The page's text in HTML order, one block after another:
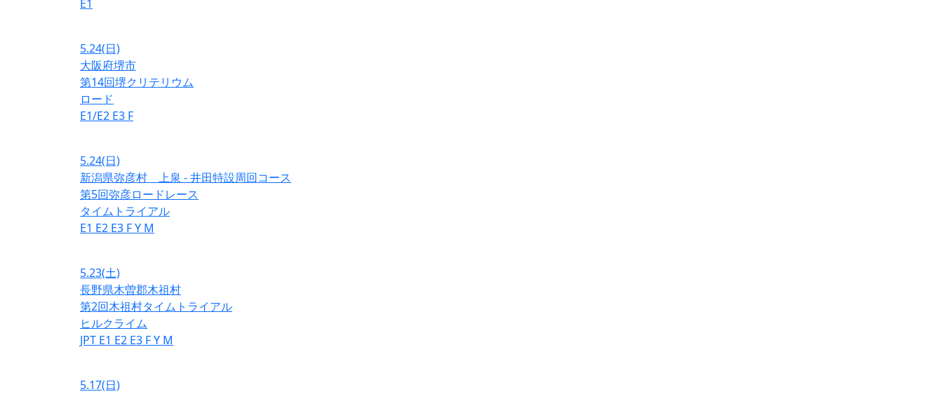
E1
5.24(日)
大阪府堺市
第14回堺クリテリウム
ロード
E1/E2 E3 F
5.24(日)
新潟県弥彦村 上泉 - 井田特設周回コース
第5回弥彦ロードレース
タイムトライアル
E1 E2 E3 FY M
5.23(土)
長野県木曽郡木祖村
第2回木祖村タイムトライアル
ヒルクライム
JPT E1 E2 E3 FY M
5.17(日)